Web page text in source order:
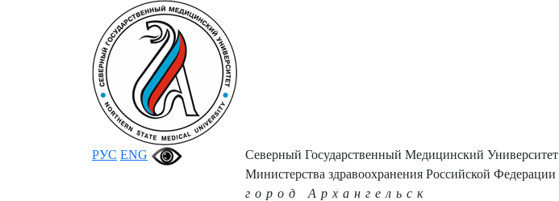
РУС ENG
Северный Государственный Медицинский Университет
Министерства здравоохранения Российской Федерации
город Архангельск